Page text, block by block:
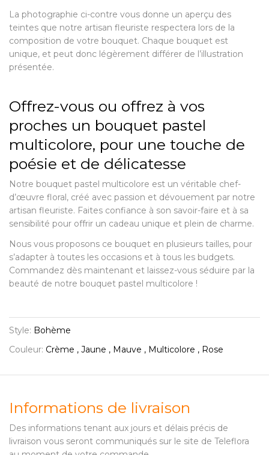
La photographie ci-contre vous donne un aperçu des
teintes que notre artisan fleuriste respectera lors de la
composition de votre bouquet. Chaque bouquet est
unique, et peut donc légèrement différer de l’illustration
présentée.
Offrez-vous ou offrez à vos
proches un bouquet pastel
multicolore, pour une touche de
poésie et de délicatesse
Notre bouquet pastel multicolore est un véritable chef-
d’œuvre floral, créé avec passion et dévouement par notre
artisan fleuriste. Faites confiance à son savoir-faire et à sa
sensibilité pour offrir un cadeau unique et plein de charme.
Nous vous proposons ce bouquet en plusieurs tailles, pour
s’adapter à toutes les occasions et à tous les budgets.
Commandez dès maintenant et laissez-vous séduire par la
beauté de notre bouquet pastel multicolore !
Style: Bohème
Couleur: Crème , Jaune , Mauve , Multicolore , Rose
Informations de livraison
Des informations tenant aux jours et délais précis de
livraison vous seront communiqués sur le site de Teleflora